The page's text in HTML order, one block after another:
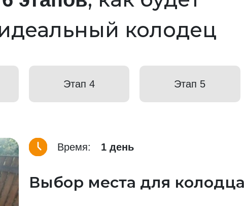
колодец
Этап 4 Этап 5
Время: 1 день
Выбор места для